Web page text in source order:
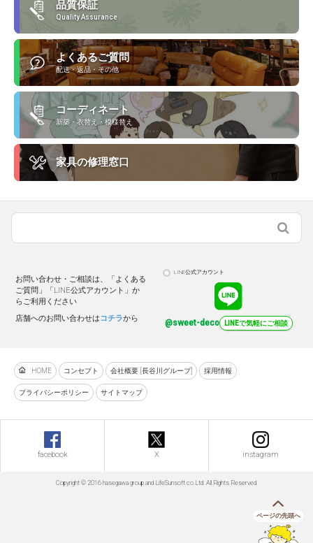
品質保証
Quality Assurance
よくあるご質問
配送・返品・その他
コーディネート
新築・衣替え・模様替え
家具の修理窓口
お問い合わせ・ご相談は、「よくある
ご質問」「LINE公式アカウント」か
らご利用ください
店舗へのお問い合わせはコチラから
LINE公式アカウント
@sweet-deco LINEで気軽にご相談
HOME コンセプト 会社概要 [長谷川グループ] 採用情報
プライバシーポリシー サイトマップ
facebook X instagram
Copyright © 2016 hasegawa group and LifeSunsoft co.Ltd. All Rights Reserved.
ページの先頭へ